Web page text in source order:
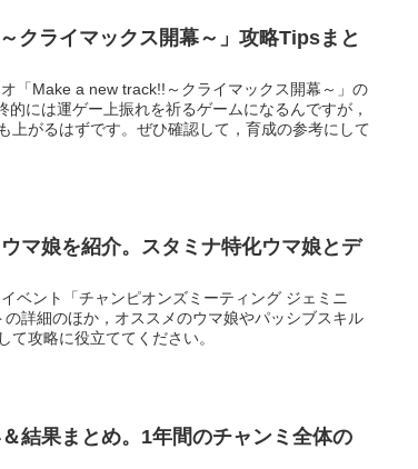
クライマックス開幕～」攻略Tipsまと
「Make a new track!!～クライマックス開幕～」の
には運ゲー上振れを祈るゲームになるんですが，
上がるはずです。ぜひ確認して，育成の参考にして
マ娘を紹介。スタミナ特化ウマ娘とデ
ベント「チャンピオンズミーティング ジェミニ
詳細のほか，オススメのウマ娘やパッシブスキル
て攻略に役立ててください。
結果まとめ。1年間のチャンミ全体の